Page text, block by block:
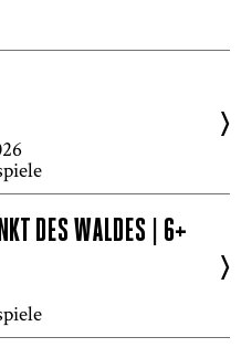
>
DES WALDES | 6+
>